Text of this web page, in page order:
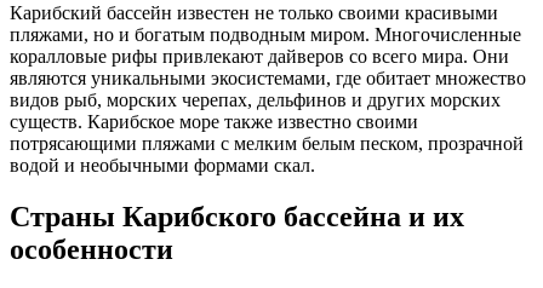
Карибский бассейн известен не только своими красивыми
пляжами, но и богатым подводным миром. Многочисленные
коралловые рифы привлекают дайверов со всего мира. Они
являются уникальными экосистемами, где обитает множество
видов рыб, морских черепах, дельфинов и других морских
существ. Карибское море также известно своими
потрясающими пляжами с мелким белым песком, прозрачной
водой и необычными формами скал.
Страны Карибского бассейна и их
особенности